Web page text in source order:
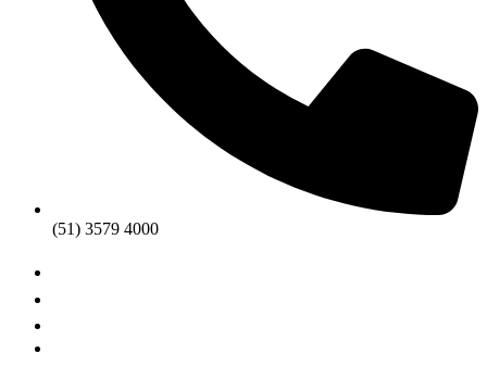
(51) 3579 4000